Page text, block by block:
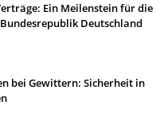
Ein Meilenstein für die
Deutschland
bei Gewittern: Sicherheit in